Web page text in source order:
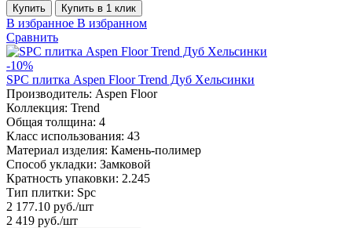
Купить Купить в 1 клик
В избранное В избранном
Сравнить
-10%
SPC плитка Aspen Floor Trend Дуб Хельсинки
Производитель: Aspen Floor
Коллекция: Trend
Общая толщина: 4
Класс использования: 43
Материал изделия: Камень-полимер
Способ укладки: Замковой
Кратность упаковки: 2.245
Тип плитки: Spc
2 177.10 руб./шт
2 419 руб./шт